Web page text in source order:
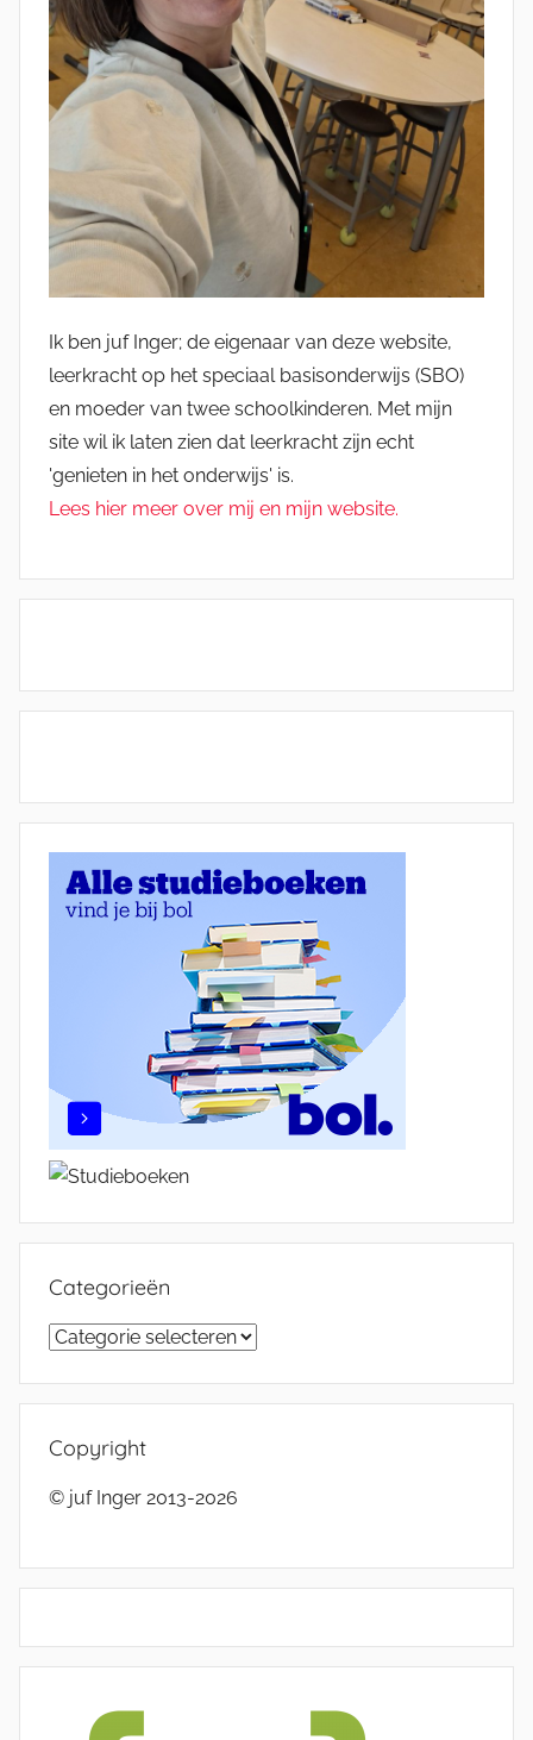
Ik ben juf Inger; de eigenaar van deze website,
leerkracht op het speciaal basisonderwijs (SBO)
en moeder van twee schoolkinderen. Met mijn
site wil ik laten zien dat leerkracht zijn echt
'genieten in het onderwijs' is.
Lees hier meer over mij en mijn website.
Categorieën
Categorieën
Copyright
© juf Inger 2013-2026